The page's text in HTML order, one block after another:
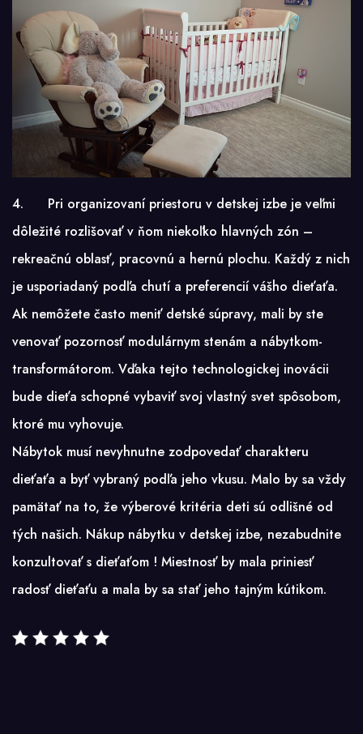
4. Pri organizovaní priestoru v detskej izbe je veľmi
dôležité rozlišovať v ňom niekoľko hlavných zón –
rekreačnú oblasť, pracovnú a hernú plochu. Každý z nich
je usporiadaný podľa chutí a preferencií vášho dieťaťa.
Ak nemôžete často meniť detské súpravy, mali by ste
venovať pozornosť modulárnym stenám a nábytkom-
transformátorom. Vďaka tejto technologickej inovácii
bude dieťa schopné vybaviť svoj vlastný svet spôsobom,
ktoré mu vyhovuje.
Nábytok musí nevyhnutne zodpovedať charakteru
dieťaťa a byť vybraný podľa jeho vkusu. Malo by sa vždy
pamätať na to, že výberové kritéria deti sú odlišné od
tých našich. Nákup nábytku v detskej izbe, nezabudnite
konzultovať s dieťaťom ! Miestnosť by mala priniesť
radosť dieťaťu a mala by sa stať jeho tajným kútikom.